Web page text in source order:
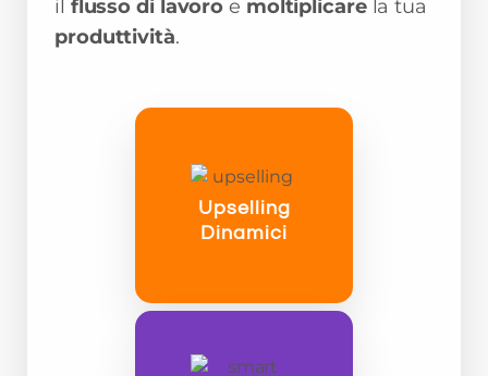
Upselling
Dinamici
il flusso di lavoro e moltiplicarela tua
produttività.